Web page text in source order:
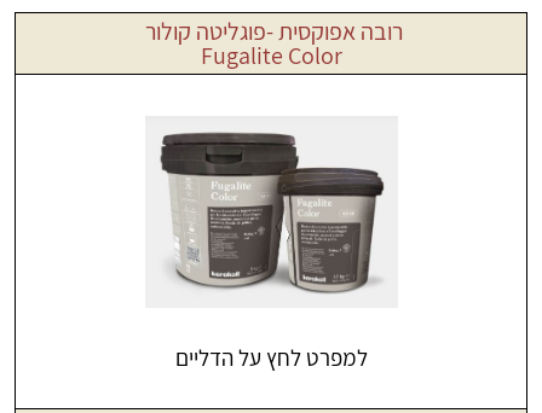
רובה אפוקסית -פוגליטה קולור
Fugalite Color
למפרט לחץ על הדליים